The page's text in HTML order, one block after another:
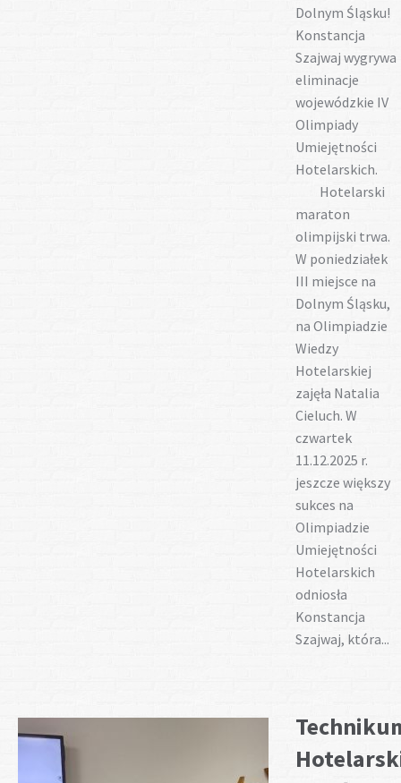
Dolnym Śląsku!
Konstancja
Szajwaj wygrywa
eliminacje
wojewódzkie IV
Olimpiady
Umiejętności
Hotelarskich.
Hotelarski
maraton
olimpijski trwa.
W poniedziałek
III miejsce na
Dolnym Śląsku,
na Olimpiadzie
Wiedzy
Hotelarskiej
zajęła Natalia
Cieluch. W
czwartek
11.12.2025 r.
jeszcze większy
sukces na
Olimpiadzie
Umiejętności
Hotelarskich
odniosła
Konstancja
Szajwaj, która...